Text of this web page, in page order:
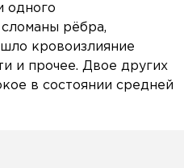
одного
рёбра,
кровоизлияние
и прочее. Двое других
в состоянии средней